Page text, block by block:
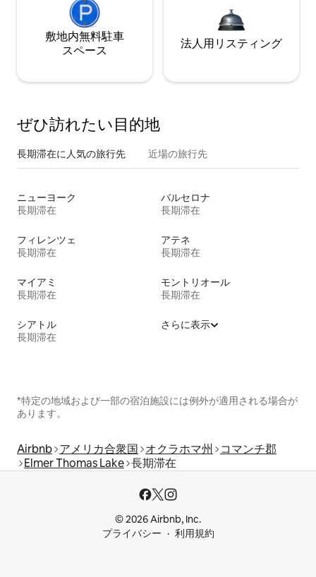
敷地内無料駐⁠車
ス⁠ペ⁠ー⁠ス
法人用リスティング
ぜひ訪⁠れ⁠た⁠い目⁠的⁠地
長期滞在に人気の旅行先 近場の旅行先
ニューヨーク
長期滞在
バルセロナ
長期滞在
フィレンツェ
長期滞在
アテネ
長期滞在
マイアミ
長期滞在
モントリオール
長期滞在
シアトル
長期滞在
さらに表示
*特定の地域および一部の宿泊施設には例外が適用される場合が
あります。
Airbnb アメリカ合衆国 オクラホマ州
コマンチ郡
Elmer Thomas Lake 長期滞在
© 2026 Airbnb, Inc.
プライバシー
利用規約